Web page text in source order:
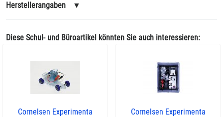
Herstellerangaben ▼
Diese Schul- und Büroartikel könnten Sie auch interessieren:
Cornelsen Experimenta
Cornelsen Experimenta